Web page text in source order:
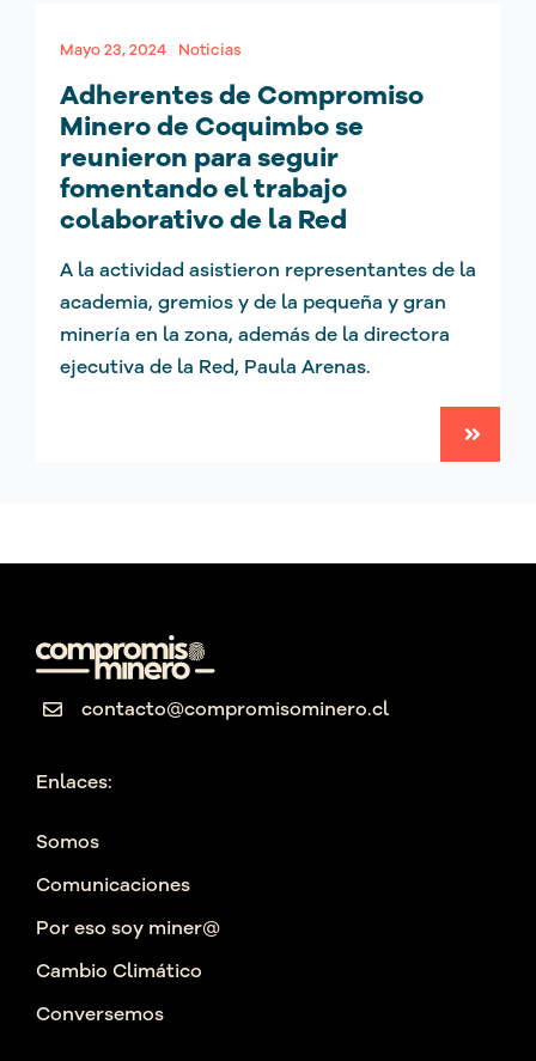
Mayo 23, 2024 Noticias
Adherentes de Compromiso
Minero de Coquimbo se
reunieron para seguir
fomentando el trabajo
colaborativo de la Red
A la actividad asistieron representantes de la
academia, gremios y de la pequeña y gran
minería en la zona, además de la directora
ejecutiva de la Red, Paula Arenas.
contacto@compromisominero.cl
Enlaces:
Somos
Comunicaciones
Por eso soy miner@
Cambio Climático
Conversemos